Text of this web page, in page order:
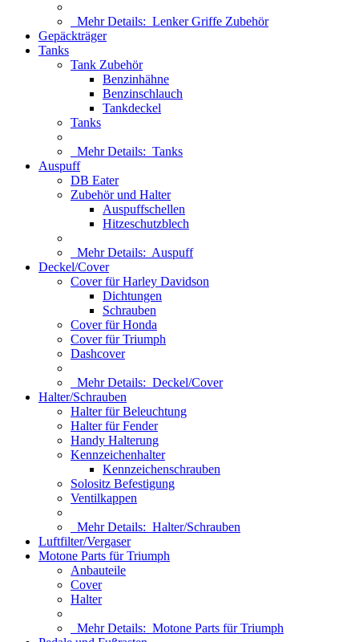
Mehr Details: Lenker Griffe Zubehör
Gepäckträger
Tanks
Tank Zubehör
Benzinhähne
Benzinschlauch
Tankdeckel
Tanks
Mehr Details: Tanks
Auspuff
DB Eater
Zubehör und Halter
Auspuffschellen
Hitzeschutzblech
Mehr Details: Auspuff
Deckel/Cover
Cover für Harley Davidson
Dichtungen
Schrauben
Cover für Honda
Cover für Triumph
Dashcover
Mehr Details: Deckel/Cover
Halter/Schrauben
Halter für Beleuchtung
Halter für Fender
Handy Halterung
Kennzeichenhalter
Kennzeichenschrauben
Solositz Befestigung
Ventilkappen
Mehr Details: Halter/Schrauben
Luftfilter/Vergaser
Motone Parts für Triumph
Anbauteile
Cover
Halter
Mehr Details: Motone Parts für Triumph